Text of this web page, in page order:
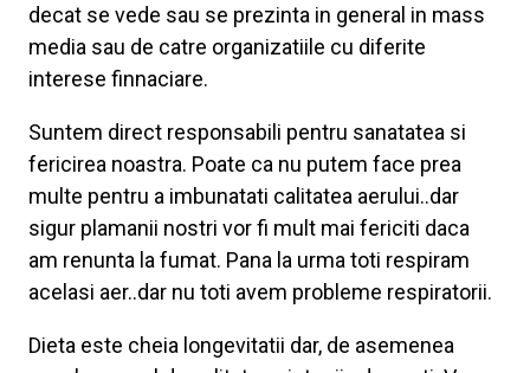
decat se vede sau se prezinta in general in mass
media sau de catre organizatiile cu diferite
interese finnaciare.
Suntem direct responsabili pentru sanatatea si
fericirea noastra. Poate ca nu putem face prea
multe pentru a imbunatati calitatea aerului..dar
sigur plamanii nostri vor fi mult mai fericiti daca
am renunta la fumat. Pana la urma toti respiram
acelasi aer..dar nu toti avem probleme respiratorii.
Dieta este cheia longevitatii dar, de asemenea